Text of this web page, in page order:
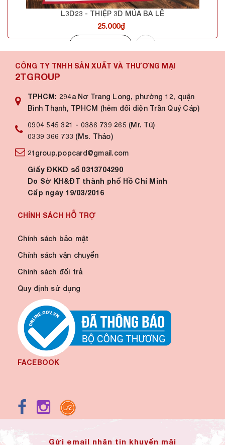
L3D23 - THIỆP 3D MÚA BA LÊ
25.000₫
CÔNG TY TNHH SẢN XUẤT VÀ THƯƠNG MẠI
2TGROUP
TPHCM: 294a Nơ Trang Long, phường 12, quận
Bình Thạnh, TPHCM (hẻm đối diện Trần Quý Cáp)
0904 545 321 - 0386 739 265 (Mr. Tú)
0339 366 733 (Ms. Thảo)
2tgroup.popcard@gmail.com
Giấy ĐKKD số 0313704290
Do Sở KH&ĐT thành phố Hồ Chí Minh
Cấp ngày 19/03/2016
CHÍNH SÁCH HỖ TRỢ
Chính sách bảo mật
Chính sách vận chuyển
Chính sách đổi trả
Quy định sử dụng
FACEBOOK
Gửi email nhận tin khuyến mãi